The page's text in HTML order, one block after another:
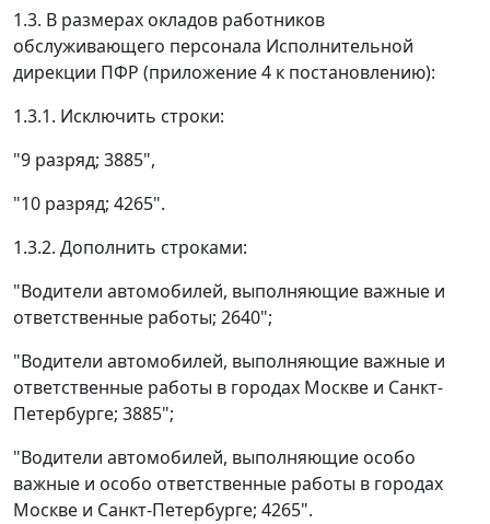
1.3. В размерах окладов работников
обслуживающего персонала Исполнительной
дирекции ПФР (приложение 4 к постановлению):
1.3.1. Исключить строки:
"9 разряд; 3885",
"10 разряд; 4265".
1.3.2. Дополнить строками:
"Водители автомобилей, выполняющие важные и
ответственные работы; 2640";
"Водители автомобилей, выполняющие важные и
ответственные работы в городах Москве и Санкт-
Петербурге; 3885";
"Водители автомобилей, выполняющие особо
важные и особо ответственные работы в городах
Москве и Санкт-Петербурге; 4265".